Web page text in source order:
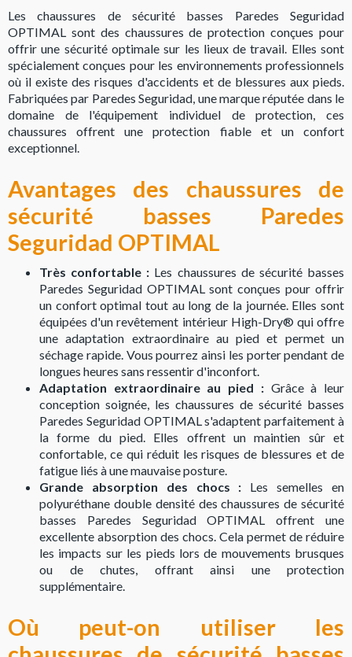
Les chaussures de sécurité basses Paredes Seguridad
OPTIMAL sont des chaussures de protection conçues pour
offrir une sécurité optimale sur les lieux de travail. Elles sont
spécialement conçues pour les environnements professionnels
où il existe des risques d'accidents et de blessures aux pieds.
Fabriquées par Paredes Seguridad, une marque réputée dans le
domaine de l'équipement individuel de protection, ces
chaussures offrent une protection fiable et un confort
exceptionnel.
Avantages des chaussures de
sécurité basses Paredes
Seguridad OPTIMAL
Très confortable : Les chaussures de sécurité basses
Paredes Seguridad OPTIMAL sont conçues pour offrir
un confort optimal tout au long de la journée. Elles sont
équipées d'un revêtement intérieur High-Dry® qui offre
une adaptation extraordinaire au pied et permet un
séchage rapide. Vous pourrez ainsi les porter pendant de
longues heures sans ressentir d'inconfort.
Adaptation extraordinaire au pied :Grâce à leur
conception soignée, les chaussures de sécurité basses
Paredes Seguridad OPTIMAL s'adaptent parfaitement à
la forme du pied. Elles offrent un maintien sûr et
confortable, ce qui réduit les risques de blessures et de
fatigue liés à une mauvaise posture.
Grande absorption des chocs : Les semelles en
polyuréthane double densité des chaussures de sécurité
basses Paredes Seguridad OPTIMAL offrent une
excellente absorption des chocs. Cela permet de réduire
les impacts sur les pieds lors de mouvements brusques
ou de chutes, offrant ainsi une protection
supplémentaire.
Où peut-on utiliser les